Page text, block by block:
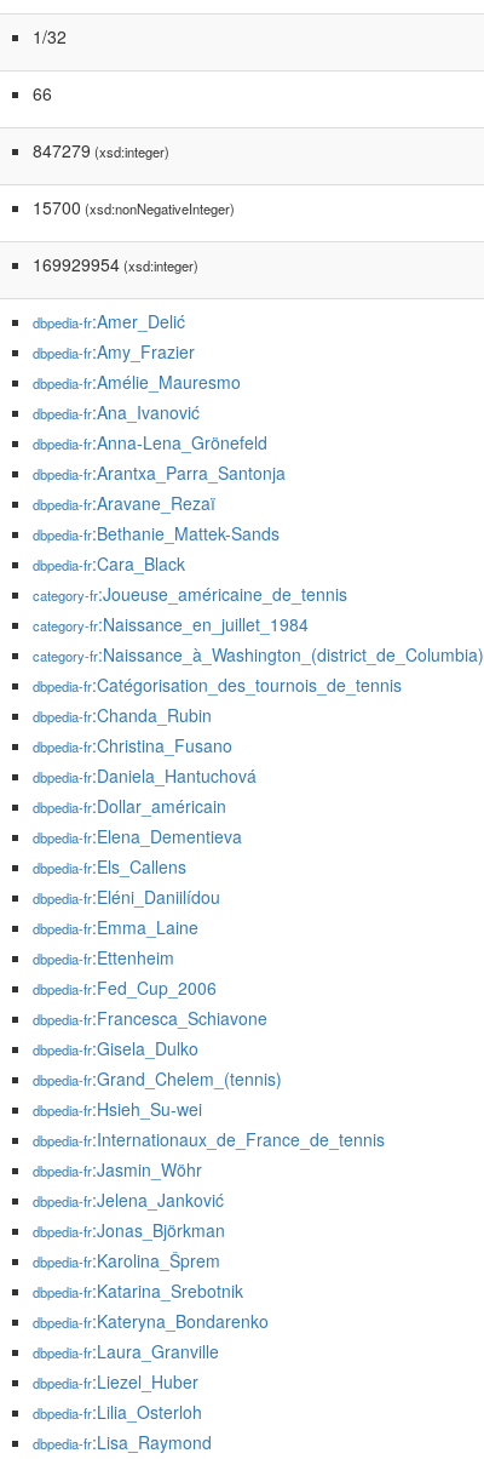
1/32
66
847279 (xsd:integer)
15700 (xsd:nonNegativeInteger)
169929954(xsd:integer)
dbpedia-fr:Amer_Delić
dbpedia-fr:Amy_Frazier
dbpedia-fr:Amélie_Mauresmo
dbpedia-fr:Ana_Ivanović
dbpedia-fr:Anna-Lena_Grönefeld
dbpedia-fr:Arantxa_Parra_Santonja
dbpedia-fr:Aravane_Rezaï
dbpedia-fr:Bethanie_Mattek-Sands
dbpedia-fr:Cara_Black
category-fr:Joueuse_américaine_de_tennis
category-fr:Naissance_en_juillet_1984
category-fr:Naissance_à_Washington_(district_de_Columbia)
dbpedia-fr:Catégorisation_des_tournois_de_tennis
dbpedia-fr:Chanda_Rubin
dbpedia-fr:Christina_Fusano
dbpedia-fr:Daniela_Hantuchová
dbpedia-fr:Dollar_américain
dbpedia-fr:Elena_Dementieva
dbpedia-fr:Els_Callens
dbpedia-fr:Eléni_Daniilídou
dbpedia-fr:Emma_Laine
dbpedia-fr:Ettenheim
dbpedia-fr:Fed_Cup_2006
dbpedia-fr:Francesca_Schiavone
dbpedia-fr:Gisela_Dulko
dbpedia-fr:Grand_Chelem_(tennis)
dbpedia-fr:Hsieh_Su-wei
dbpedia-fr:Internationaux_de_France_de_tennis
dbpedia-fr:Jasmin_Wöhr
dbpedia-fr:Jelena_Janković
dbpedia-fr:Jonas_Björkman
dbpedia-fr:Karolina_Šprem
dbpedia-fr:Katarina_Srebotnik
dbpedia-fr:Kateryna_Bondarenko
dbpedia-fr:Laura_Granville
dbpedia-fr:Liezel_Huber
dbpedia-fr:Lilia_Osterloh
dbpedia-fr:Lisa_Raymond